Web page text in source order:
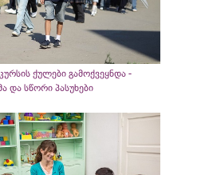
ქულები გამოქვეყნდა -
და სწორი პასუხები